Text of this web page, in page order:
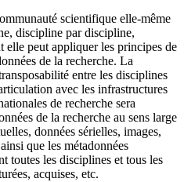
scientifique elle-même
discipline par discipline,
elle peut appliquer les principes de
de la recherche. La
entre les disciplines
avec les infrastructures
de recherche sera
de la recherche au sens large
données sérielles, images,
que les métadonnées
toutes les disciplines et tous les
acquises, etc.